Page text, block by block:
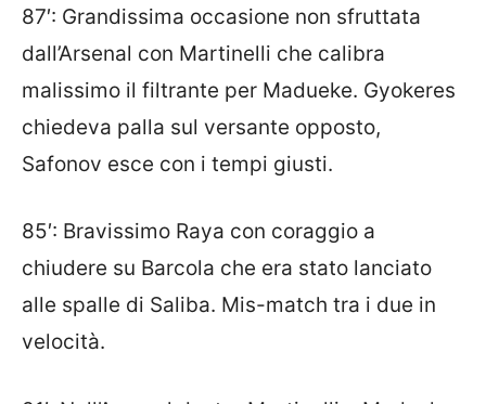
87′: Grandissima occasione non sfruttata
dall’Arsenal con Martinelli che calibra
malissimo il filtrante per Madueke. Gyokeres
chiedeva palla sul versante opposto,
Safonov esce con i tempi giusti.
85′: Bravissimo Raya con coraggio a
chiudere su Barcola che era stato lanciato
alle spalle di Saliba. Mis-match tra i due in
velocità.